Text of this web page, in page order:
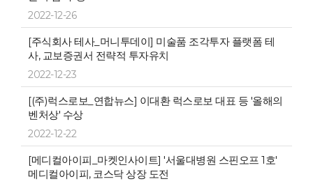
2022-12-26
[주식회사 테사_머니투데이] 미술품 조각투자 플랫폼 테
사, 교보증권서 전략적 투자유치
2022-12-23
[(주)럭스로보_연합뉴스] 이대환 럭스로보 대표 등 '올해의
벤처상' 수상
2022-12-22
[메디컬아이피_마켓인사이트] '서울대병원 스핀오프 1호'
메디컬아이피, 코스닥 상장 도전